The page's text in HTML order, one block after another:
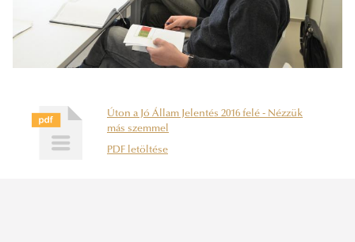
Úton a Jó Állam Jelentés 2016 felé - Nézzük
más szemmel
PDF letöltése